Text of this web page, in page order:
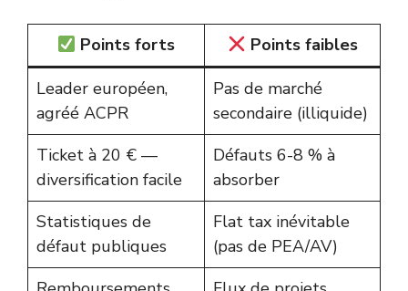
Points forts
Points faibles
Leader européen,
agréé ACPR
Pas de marché
secondaire (illiquide)
Ticket à 20 € —
diversification facile
Défauts 6-8 % à
absorber
Statistiques de
défaut publiques
Flat tax inévitable
(pas de PEA/AV)